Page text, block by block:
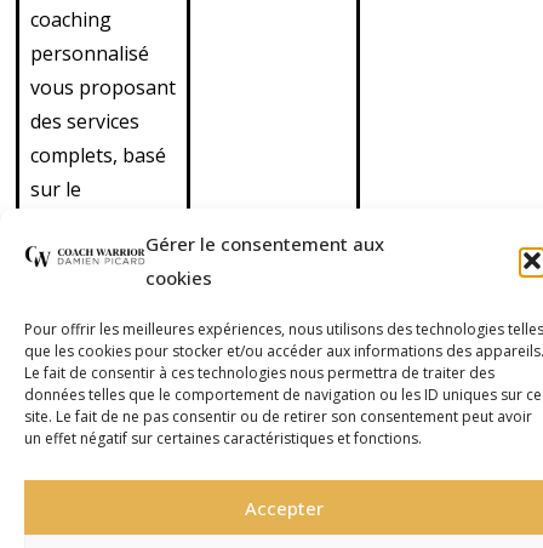
Gérer le consentement aux
cookies
Pour offrir les meilleures expériences, nous utilisons des technologies telles
que les cookies pour stocker et/ou accéder aux informations des appareils.
Le fait de consentir à ces technologies nous permettra de traiter des
données telles que le comportement de navigation ou les ID uniques sur ce
site. Le fait de ne pas consentir ou de retirer son consentement peut avoir
un effet négatif sur certaines caractéristiques et fonctions.
Accepter
coaching
personnalisé
vous proposant
des services
complets, basé
sur le
training.
également nos
cours de cross
training en
outdoor
(mélange de